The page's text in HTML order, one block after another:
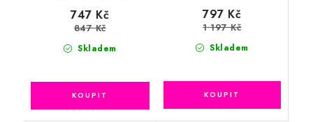
Skladem
747 Kč
847 Kč
Skladem
797 Kč
1 197 Kč